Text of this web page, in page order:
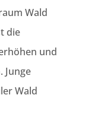
Wald
die
und
Junge
Wald